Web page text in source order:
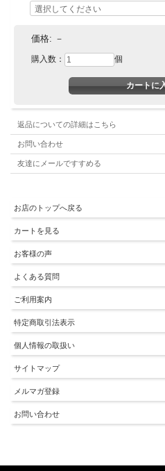
価格: －
購入数： 個
返品についての詳細はこちら
お問い合わせ
友達にメールですすめる
お店のトップへ戻る
カートを見る
お客様の声
よくある質問
ご利用案内
特定商取引法表示
個人情報の取扱い
サイトマップ
メルマガ登録
お問い合わせ